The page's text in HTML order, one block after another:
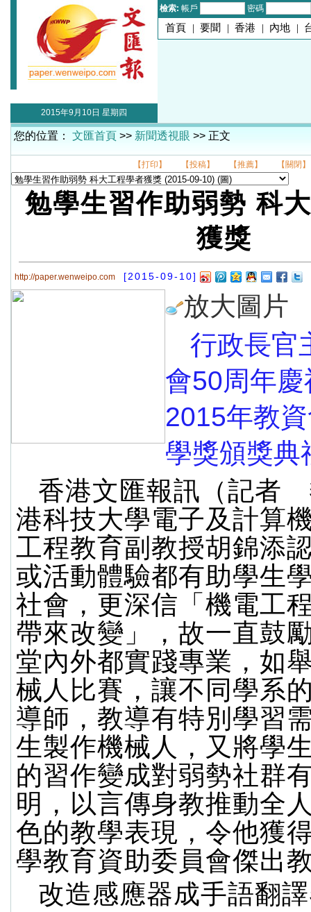
檢索: 帳戶 密碼
首頁 | 要聞 | 香港 | 內地 |
2015年9月10日 星期四
您的位置： 文匯首頁 >> 新聞透視眼 >> 正文
【打印】 【投稿】 【推薦】 【關閉】
勉學生習作助弱勢 科
獲獎
http://paper.wenweipo.com [2015-09-10]
放大圖片
行政長官
會50周年
2015年教
學獎頒獎典
香港文匯報訊（記者
港科技大學電子及計算
工程教育副教授胡錦添
或活動體驗都有助學生
社會，更深信「機電工
帶來改變」，故一直鼓
堂內外都實踐專業，如
械人比賽，讓不同學系
導師，教導有特別學習
生製作機械人，又將學
的習作變成對弱勢社群
明，以言傳身教推動全
色的教學表現，令他獲
學教育資助委員會傑出
改造感應器成手語翻